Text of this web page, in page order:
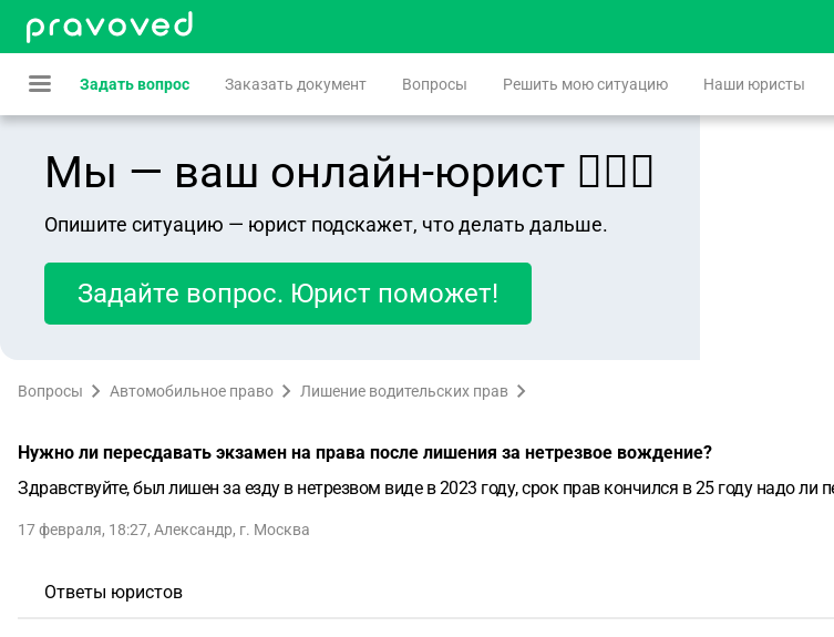
Задать вопрос Заказать документ Вопросы Решить мою ситуацию Наши юристы
Мы — ваш онлайн-юрист 👨🏻‍⚖️
Опишите ситуацию — юрист подскажет, что делать дальше.
Задайте вопрос. Юрист поможет!
Вопросы Автомобильное право Лишение водительских прав
Нужно ли пересдавать экзамен на права после лишения за нетрезвое вождение?
Здравствуйте, был лишен за езду в нетрезвом виде в 2023 году, срок прав кончился в 25 году надо ли
17 февраля, 18:27, Александр, г. Москва
Ответы юристов